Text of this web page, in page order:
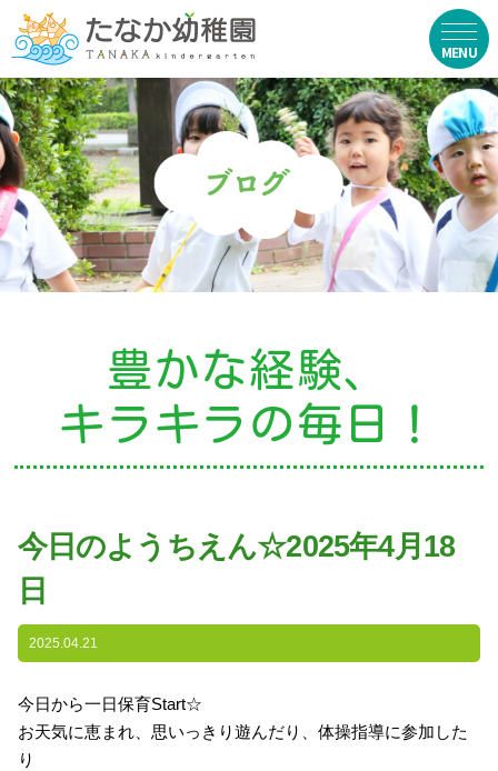
在園生向け
・資料ダウンロード
・園からのお便り
・動画
お知らせ
・ニュース
・ブログ
・園の特色
・年間行事
・自慢の給食
・アクセス
豊かな経験、
キラキラの毎日！
今日のようちえん☆2025年4月18
日
2025.04.21
今日から一日保育Start☆
お天気に恵まれ、思いっきり遊んだり、体操指導に参加した
り